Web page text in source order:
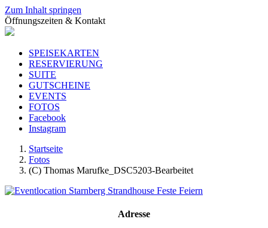
Zum Inhalt springen
Öffnungszeiten & Kontakt
SPEISEKARTEN
RESERVIERUNG
SUITE
GUTSCHEINE
EVENTS
FOTOS
Facebook
Instagram
Startseite
Fotos
(C) Thomas Marufke_DSC5203-Bearbeitet
Adresse